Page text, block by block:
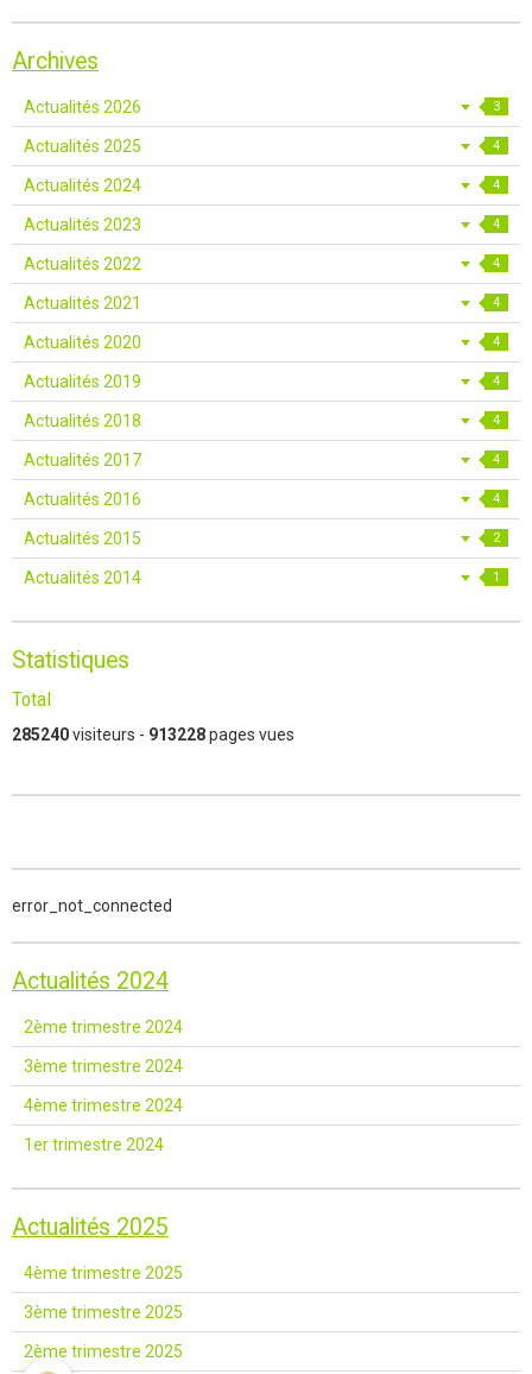
Archives
Actualités 2026 3
Actualités 2025 4
Actualités 2024 4
Actualités 2023 4
Actualités 2022 4
Actualités 2021 4
Actualités 2020 4
Actualités 2019 4
Actualités 2018 4
Actualités 2017 4
Actualités 2016 4
Actualités 2015 2
Actualités 2014 1
Statistiques
Total
285240visiteurs - 913228pages vues
error_not_connected
Actualités 2024
2ème trimestre 2024
3ème trimestre 2024
4ème trimestre 2024
1er trimestre 2024
Actualités 2025
4ème trimestre 2025
3ème trimestre 2025
2ème trimestre 2025